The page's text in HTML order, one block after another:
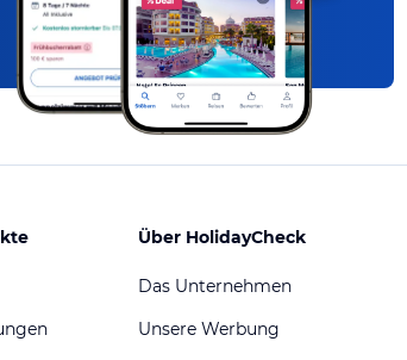
Über HolidayCheck
Das Unternehmen
Unsere Werbung